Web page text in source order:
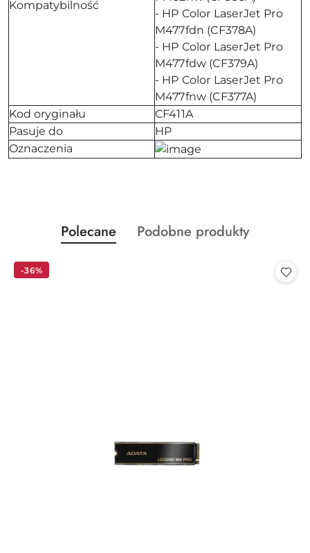
Kompatybilność
- HP Color LaserJet Pro
M477fdn (CF378A)
- HP Color LaserJet Pro
M477fdw (CF379A)
- HP Color LaserJet Pro
M477fnw (CF377A)
Kod oryginału
CF411A
Pasuje do
HP
Oznaczenia
Pomiń karuzelę produktów
Produkty
o
Polecane
Produkty
Podobne produkty
-36%